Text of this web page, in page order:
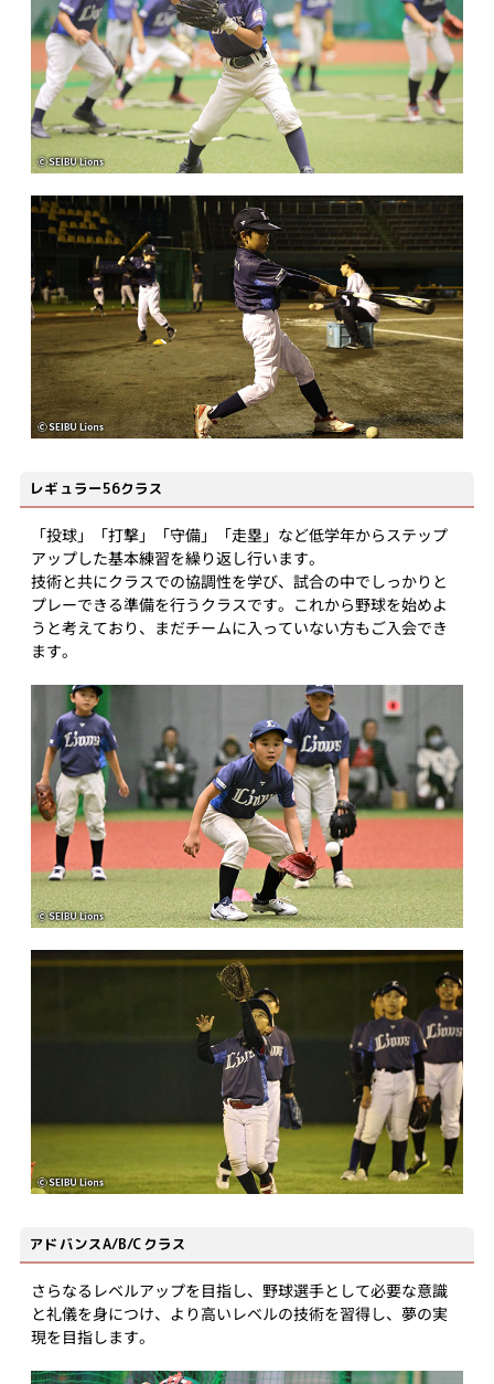
レギュラー56クラス
「投球」「打撃」「守備」「走塁」など低学年からステップ
アップした基本練習を繰り返し行います。
技術と共にクラスでの協調性を学び、試合の中でしっかりと
プレーできる準備を行うクラスです。これから野球を始めよ
うと考えており、まだチームに入っていない方もご入会でき
ます。
アドバンスA/B/Cクラス
さらなるレベルアップを目指し、野球選手として必要な意識
と礼儀を身につけ、より高いレベルの技術を習得し、夢の実
現を目指します。